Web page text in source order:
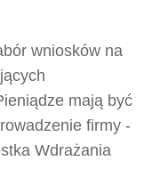
wniosków na
mają być
firmy -
Wdrażania